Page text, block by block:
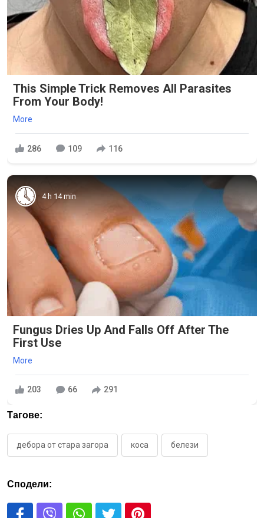
This Simple Trick Removes All Parasites
From Your Body!
More
286 109 116
4 h 14 min
Fungus Dries Up And Falls Off After The
First Use
More
203 66 291
Тагове:
дебора от стара загора коса белези
Сподели: